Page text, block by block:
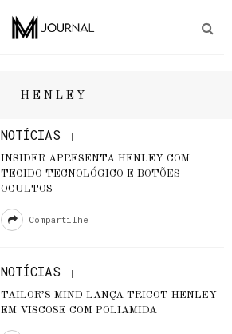
HENLEY
NOTÍCIAS
INSIDER APRESENTA HENLEY COM
TECIDO TECNOLÓGICO E BOTÕES
OCULTOS
Compartilhe
NOTÍCIAS
TAILOR’S MIND LANÇA TRICOT HENLEY
EM VISCOSE COM POLIAMIDA